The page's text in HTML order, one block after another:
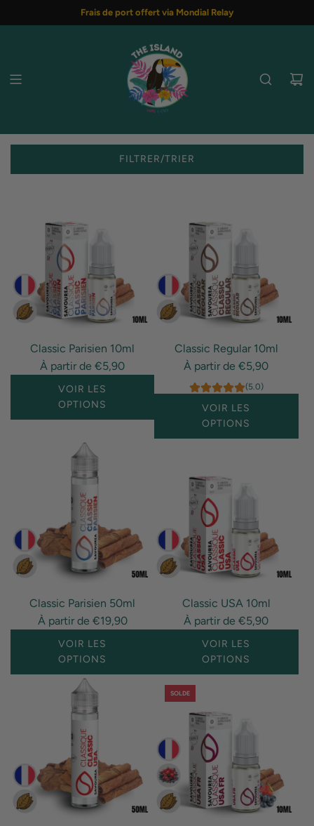
Frais de port offert via Mondial Relay
FILTRER/TRIER
Classic Parisien 10ml
À partir de €5,90
VOIR LES
OPTIONS
Classic Regular 10ml
À partir de €5,90
(5.0)
VOIR LES
OPTIONS
Classic Parisien 50ml
À partir de €19,90
VOIR LES
OPTIONS
Classic USA 10ml
À partir de €5,90
VOIR LES
OPTIONS
SOLDE